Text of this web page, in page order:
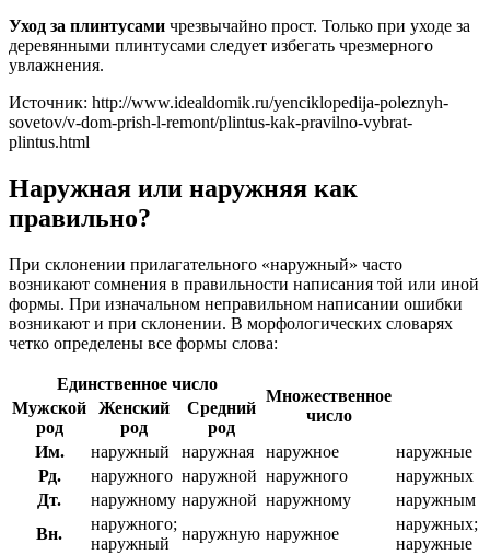
Уход за плинтусами чрезвычайно прост. Только при уходе за
деревянными плинтусами следует избегать чрезмерного
увлажнения.
Источник: http://www.idealdomik.ru/yenciklopedija-poleznyh-
sovetov/v-dom-prish-l-remont/plintus-kak-pravilno-vybrat-
plintus.html
Наружная или наружняя как
правильно?
При склонении прилагательного «наружный» часто
возникают сомнения в правильности написания той или иной
формы. При изначальном неправильном написании ошибки
возникают и при склонении. В морфологических словарях
четко определены все формы слова:
Единственное число
Множественное
число
Мужской
род
Женский
род
Средний
род
Им.
наружный наружная наружное
наружные
Рд.
наружного наружной наружного
наружных
Дт.
наружному наружной наружному
наружным
Вн.
наружного;
наружный
наружную наружное
наружных;
наружные